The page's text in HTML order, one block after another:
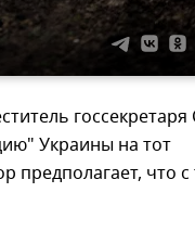
Украины на тот
предполагает, что с